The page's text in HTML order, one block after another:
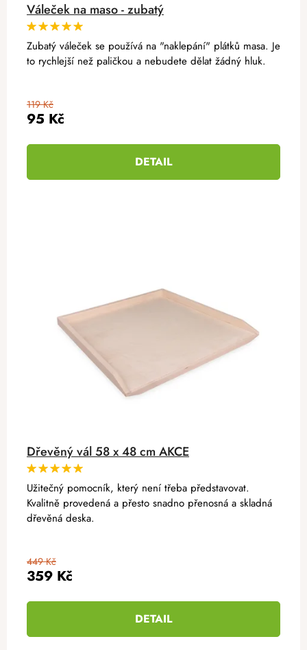
Váleček na maso - zubatý
95 Kč
119 Kč
DETAIL
Zubatý váleček se používá na "naklepání" plátků masa. Je
to rychlejší než paličkou a nebudete dělat žádný hluk.
Dřevěný vál 58 x 48 cm AKCE
359 Kč
449 Kč
DETAIL
Užitečný pomocník, který není třeba představovat.
Kvalitně provedená a přesto snadno přenosná a skladná
dřevěná deska.